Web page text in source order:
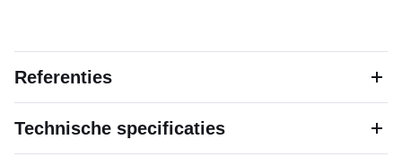
Referenties
Technische specificaties